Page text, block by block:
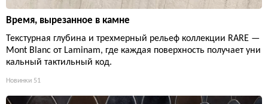
Время, вырезанное в камне
Текстурная глубина и трехмерный рельеф коллекции RARE —
Mont Blanc от Laminam, где каждая поверхность получает уни
кальный тактильный код.
Новинки 51